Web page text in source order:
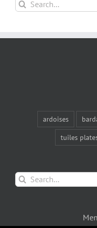
for:
ardoises
tuiles
Search
for: